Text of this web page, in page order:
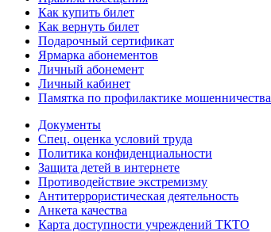
Как купить билет
Как вернуть билет
Подарочный сертификат
Ярмарка абонементов
Личный абонемент
Личный кабинет
Памятка по профилактике мошенничества
Документы
Спец. оценка условий труда
Политика конфиденциальности
Защита детей в интернете
Противодействие экстремизму
Антитеррористическая деятельность
Анкета качества
Карта доступности учреждений ТКТО